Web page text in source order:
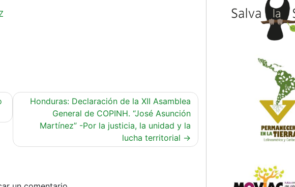
Honduras: Declaración de la XII Asamblea
General de COPINH. “José Asunción
Martínez” -Por la justicia, la unidad y la
lucha territorial